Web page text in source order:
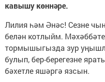
кавышу көннәре.
Лилия һәм Әнәс! Сезне
белән котлыйм.
тормышыгызда зур
булып, бер-берегезне
бәхетле яшәргә язсын.